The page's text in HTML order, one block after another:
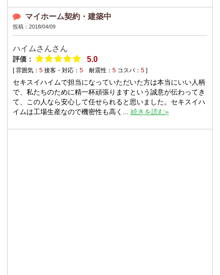
マイホーム契約・建築中
投稿：2018/04/09
ハイムさんさん
評価： 5.0
[ 雰囲気： 5 接客・対応： 5 耐震性： 5 コスパ： 5 ]
セキスイハイムで担当になっていただいた方は本当にいい人柄
で、私たちのために精一杯頑張りますという誠意が伝わってき
て、この人なら安心して任せられると思いました。セキスイハ
イムは工場生産なので機密性も高く... 続きを読む»